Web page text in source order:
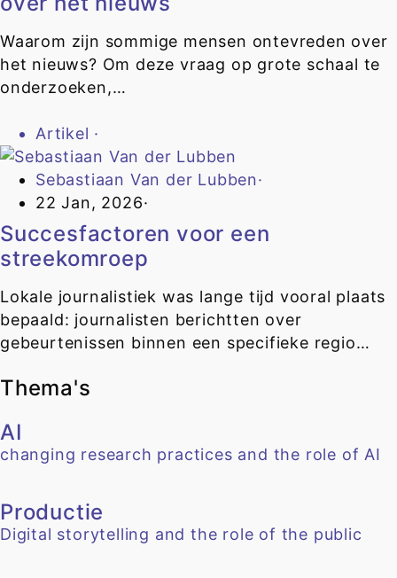
Waarom zijn sommige mensen ontevreden over
het nieuws? Om deze vraag op grote schaal te
onderzoeken,…
Artikel ·
Sebastiaan Van der Lubben·
22 Jan, 2026·
Succesfactoren voor een
streekomroep
Lokale journalistiek was lange tijd vooral plaats
bepaald: journalisten berichtten over
gebeurtenissen binnen een specifieke regio…
Thema's
AI
changing research practices and the role of AI
Productie
Digital storytelling and the role of the public